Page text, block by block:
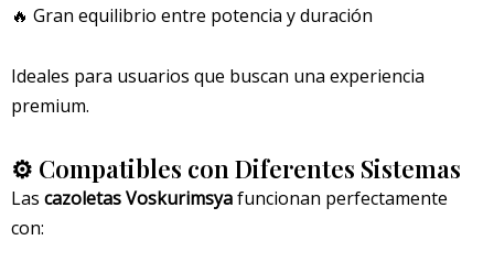
🔥 Gran equilibrio entre potencia y duración
Ideales para usuarios que buscan una experiencia
premium.
⚙️ Compatibles con Diferentes Sistemas
Las cazoletas Voskurimsyafuncionan perfectamente
con: